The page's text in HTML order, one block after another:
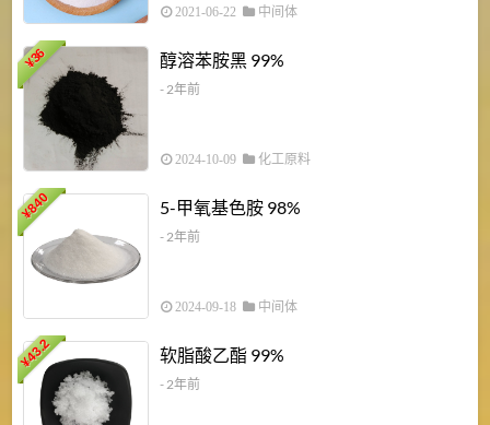
2021-06-22 中间体
¥
36 醇溶苯胺黑 99%
- 2年前
2024-10-09 化工原料
¥
840 5-甲氧基色胺 98%
- 2年前
2024-09-18 中间体
¥
43.2 软脂酸乙酯 99%
- 2年前